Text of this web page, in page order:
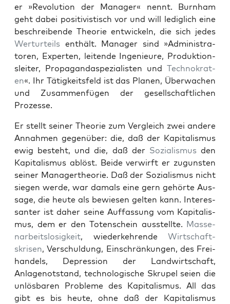
er »Rev­o­lu­tion der Man­ag­er« nen­nt. Burn­ham
geht dabei pos­i­tivis­tisch vor und will lediglich eine
beschreibende The­o­rie entwick­eln, die sich jedes
Wer­turteils enthält. Man­ag­er sind »Admin­is­tra­
toren, Experten, lei­t­ende Inge­nieure, Pro­duk­tion­
sleit­er, Pro­pa­gan­daspezial­is­ten und Tech­nokrat­
en«. Ihr Tätigkeits­feld ist das Pla­nen, Überwachen
und Zusam­men­fü­gen der gesellschaftlichen
Prozesse.
Er stellt sein­er The­o­rie zum Ver­gle­ich zwei andere
Annah­men gegenüber: die, daß der Kap­i­tal­is­mus
ewig beste­ht, und die, daß der Sozial­is­mus den
Kap­i­tal­is­mus ablöst. Bei­de ver­wirft er zugun­sten
sein­er Man­agerthe­o­rie. Daß der Sozial­is­mus nicht
siegen werde, war damals eine gern gehörte Aus­
sage, die heute als bewiesen gel­ten kann. Inter­es­
san­ter ist daher seine Auf­fas­sung vom Kap­i­tal­is­
mus, dem er den Toten­schein ausstellte. Masse­
nar­beit­slosigkeit, wiederkehrende Wirtschaft­
skrisen, Ver­schul­dung, Ein­schränkun­gen, des Frei­
han­dels, Depres­sion der Land­wirtschaft,
Anlagenot­stand, tech­nol­o­gis­che Skru­pel seien die
unlös­baren Prob­leme des Kap­i­tal­is­mus. All das
gibt es bis heute, ohne daß der Kap­i­tal­is­mus